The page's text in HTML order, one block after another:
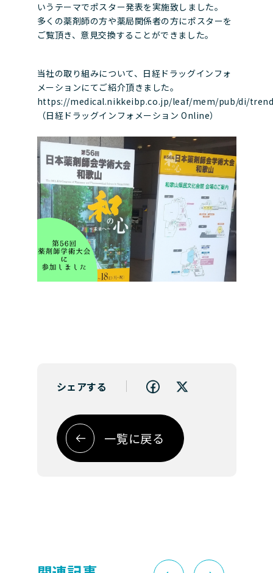
いうテーマでポスター発表を実施致しました。
多くの薬剤師の方や薬局関係者の方にポスターを
ご覧頂き、意見交換することができました。
当社の取り組みについて、日経ドラッグインフォ
メーションにてご紹介頂きました。
https://medical.nikkeibp.co.jp/leaf/mem/pub/di/
（日経ドラッグインフォメーション Online）
シェアする
一覧に戻る